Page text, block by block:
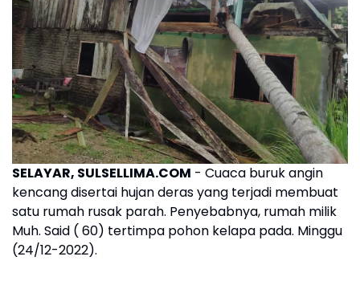
SELAYAR, SULSELLIMA.COM - Cuaca buruk angin
kencang disertai hujan deras yang terjadi membuat
satu rumah rusak parah. Penyebabnya, rumah milik
Muh. Said ( 60) tertimpa pohon kelapa pada. Minggu
(24/12-2022).